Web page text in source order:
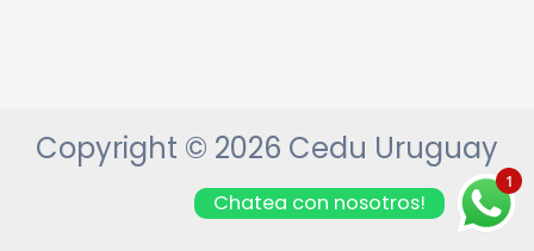
Copyright © 2026 Cedu Uruguay
1
Chatea con nosotros!